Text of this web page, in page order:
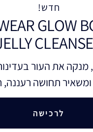
חדש!
GLOW
מנקה את העור
ומשאיר תחושה רעננה,
לרכישה